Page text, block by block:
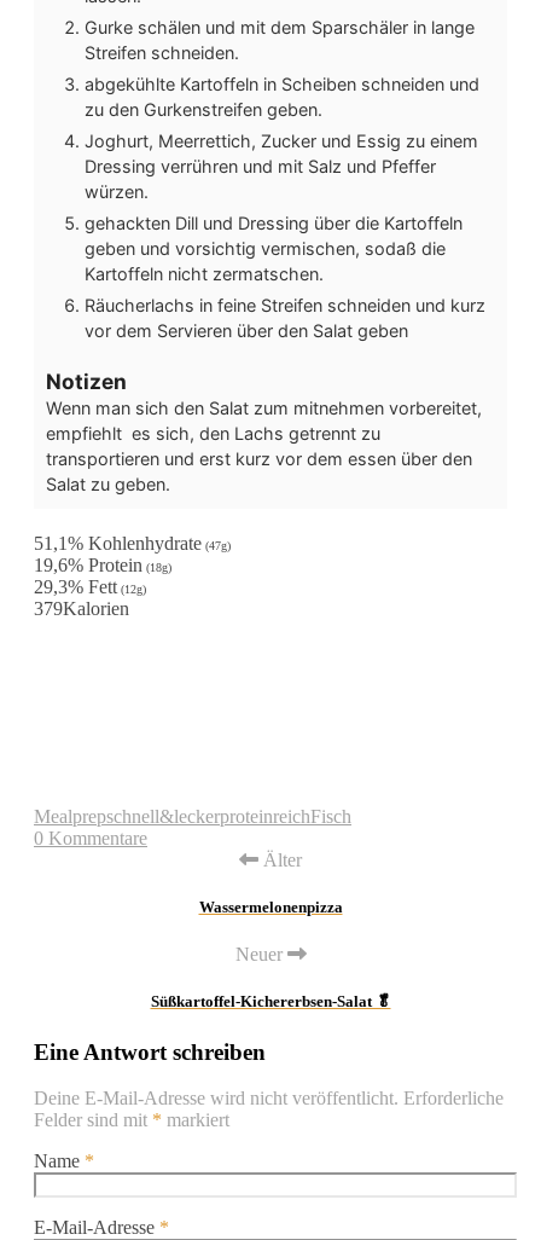
Gurke schälen und mit dem Sparschäler in lange
Streifen schneiden.
abgekühlte Kartoffeln in Scheiben schneiden und
zu den Gurkenstreifen geben.
Joghurt, Meerrettich, Zucker und Essig zu einem
Dressing verrühren und mit Salz und Pfeffer
würzen.
gehackten Dill und Dressing über die Kartoffeln
geben und vorsichtig vermischen, sodaß die
Kartoffeln nicht zermatschen.
Räucherlachs in feine Streifen schneiden und kurz
vor dem Servieren über den Salat geben
Notizen
Wenn man sich den Salat zum mitnehmen vorbereitet,
empfiehlt es sich, den Lachs getrennt zu
transportieren und erst kurz vor dem essen über den
Salat zu geben.
51,1% Kohlenhydrate (47g)
19,6% Protein (18g)
29,3% Fett (12g)
379Kalorien
Mealprepschnell&leckerproteinreichFisch
0 Kommentare
Älter
Wassermelonenpizza
Neuer
Süßkartoffel-Kichererbsen-Salat 🥬
Eine Antwort schreiben
Deine E-Mail-Adresse wird nicht veröffentlicht. Erforderliche
Felder sind mit * markiert
Name *
E-Mail-Adresse *